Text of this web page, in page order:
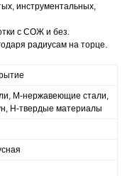
инструментальных,
с СОЖ и без.
радиусам на торце.
M-нержавеющие стали,
H-твердые материалы